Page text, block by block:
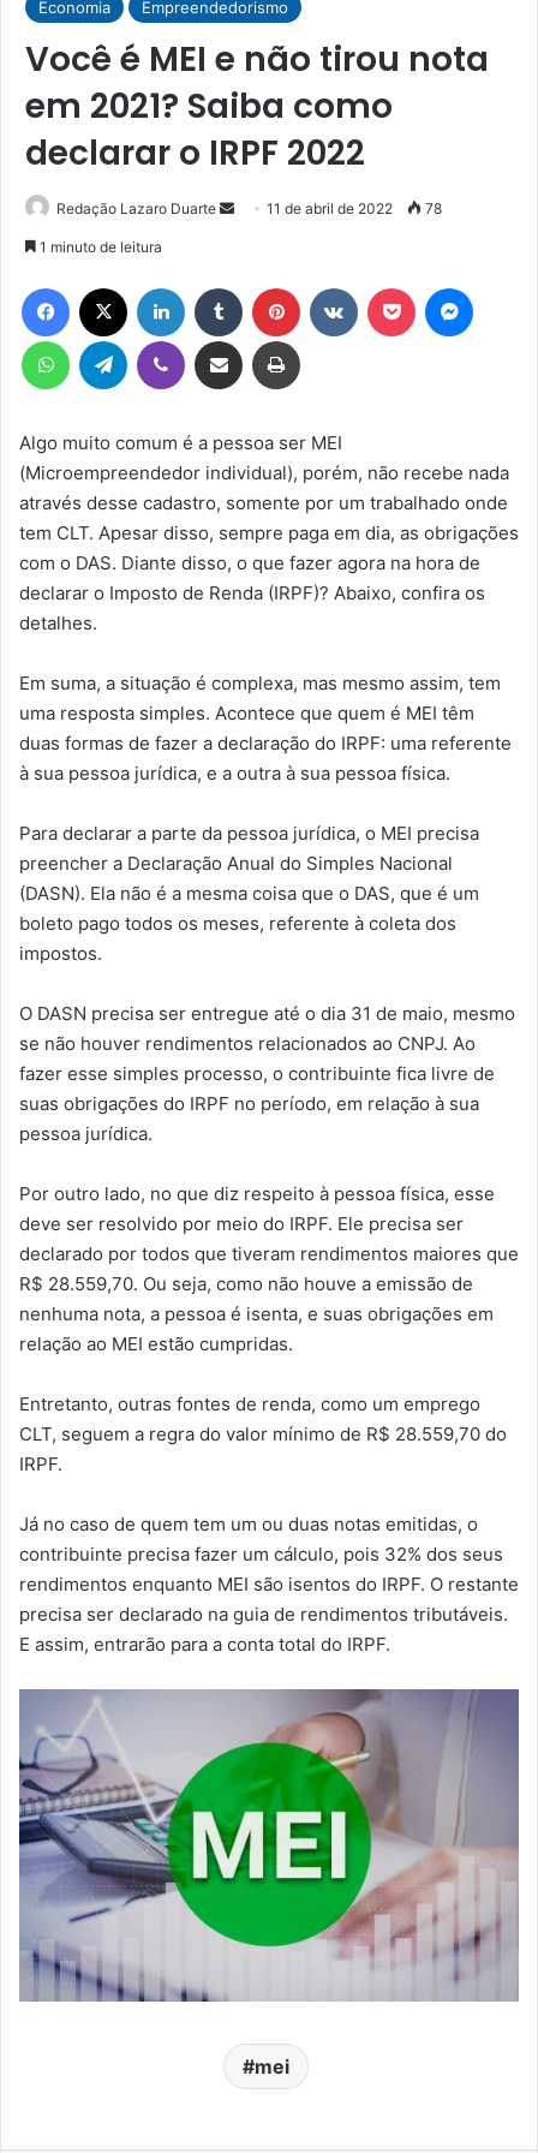
Economia Empreendedorismo
Você é MEI e não tirou nota
em 2021? Saiba como
declarar o IRPF 2022
Redação Lazaro Duarte
Mande
mail
11 de abril de 2022 78
1 minuto de leitura
Facebook Linkedin Tumblr Pinterest Pocket
WhatsAppTelegram Viber Compartilhar via e-mail Imprimir
Algo muito comum é a pessoa ser MEI
(Microempreendedor individual), porém, não recebe nada
através desse cadastro, somente por um trabalhado onde
tem CLT. Apesar disso, sempre paga em dia, as obrigações
com o DAS. Diante disso, o que fazer agora na hora de
declarar o Imposto de Renda (IRPF)? Abaixo, confira os
detalhes.
Em suma, a situação é complexa, mas mesmo assim, tem
uma resposta simples. Acontece que quem é MEI têm
duas formas de fazer a declaração do IRPF: uma referente
à sua pessoa jurídica, e a outra à sua pessoa física.
Para declarar a parte da pessoa jurídica, o MEI precisa
preencher a Declaração Anual do Simples Nacional
(DASN). Ela não é a mesma coisa que o DAS, que é um
boleto pago todos os meses, referente à coleta dos
impostos.
O DASN precisa ser entregue até o dia 31 de maio, mesmo
se não houver rendimentos relacionados ao CNPJ. Ao
fazer esse simples processo, o contribuinte fica livre de
suas obrigações do IRPF no período, em relação à sua
pessoa jurídica.
Por outro lado, no que diz respeito à pessoa física, esse
deve ser resolvido por meio do IRPF. Ele precisa ser
declarado por todos que tiveram rendimentos maiores que
R$ 28.559,70. Ou seja, como não houve a emissão de
nenhuma nota, a pessoa é isenta, e suas obrigações em
relação ao MEI estão cumpridas.
Entretanto, outras fontes de renda, como um emprego
CLT, seguem a regra do valor mínimo de R$ 28.559,70 do
IRPF.
Já no caso de quem tem um ou duas notas emitidas, o
contribuinte precisa fazer um cálculo, pois 32% dos seus
rendimentos enquanto MEI são isentos do IRPF. O restante
precisa ser declarado na guia de rendimentos tributáveis.
E assim, entrarão para a conta total do IRPF.
mei